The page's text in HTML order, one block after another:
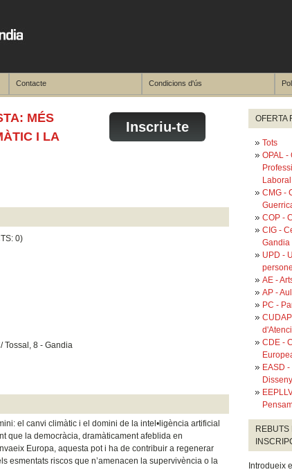
Contacte Condicions d'ús
MÉS
I LA
Inscriu-te
0)
Tossal, 8 - Gandia
el canvi climàtic i el domini de la intel•ligència artificial
que la democràcia, dramàticament afeblida en
Europa, aquesta pot i ha de contribuir a regenerar
esmentats riscos que n’amenacen la supervivència o la
OFERTA
Tots
OPAL -
Laboral
CMG -
COP -
CIG -
Gandia
UPD -
AE -
AP -
PC -
CDE -
EASD
REBUTS
Introdueix